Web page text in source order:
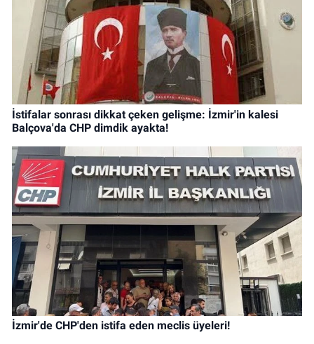
İstifalar sonrası dikkat çeken gelişme: İzmir'in kalesi
Balçova'da CHP dimdik ayakta!
İzmir'de CHP'den istifa eden meclis üyeleri!